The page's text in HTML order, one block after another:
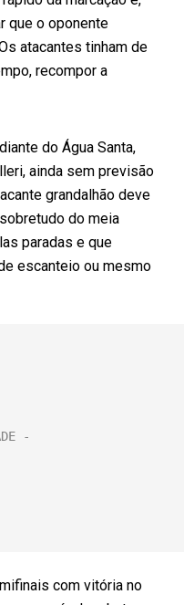
que o oponente
atacantes tinham de
recompor a
do Água Santa,
ainda sem previsão
grandalhão deve
do meia
paradas e que
escanteio ou mesmo
com vitória no